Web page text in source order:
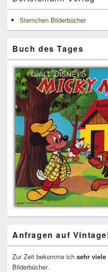
Sternchen Bilderbücher
Buch des Tages
Anfragen auf
Zur Zeit bekomme ich sehr viele
Bilderbücher.